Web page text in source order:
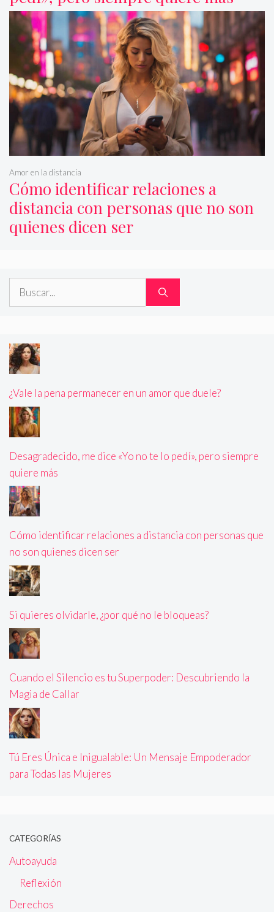
Cómo identificar relaciones a
distancia con personas que no son
quienes dicen ser
Amor en la distancia
Buscar:
¿Vale la pena permanecer en un amor que duele?
Desagradecido, me dice «Yo no te lo pedí», pero siempre
quiere más
Cómo identificar relaciones a distancia con personas que
no son quienes dicen ser
Si quieres olvidarle, ¿por qué no le bloqueas?
Cuando el Silencio es tu Superpoder: Descubriendo la
Magia de Callar
Tú Eres Única e Inigualable: Un Mensaje Empoderador
para Todas las Mujeres
CATEGORÍAS
Autoayuda
Reflexión
Derechos